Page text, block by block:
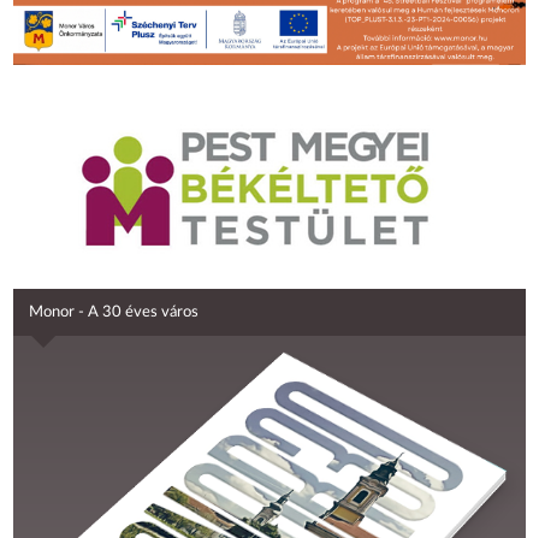
Monor - A 30 éves város